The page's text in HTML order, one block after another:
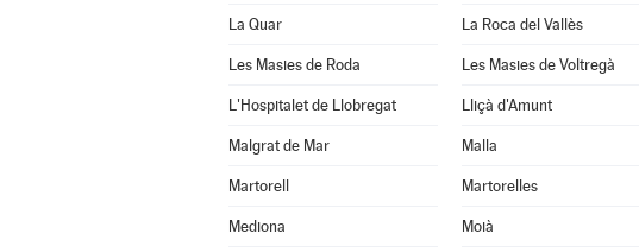
La Quar La Roca del Vallès
Les Masies de Roda Les Masies de Voltregà
L'Hospitalet de Llobregat Lliçà d'Amunt
Malgrat de Mar Malla
Martorell Martorelles
Mediona Moià